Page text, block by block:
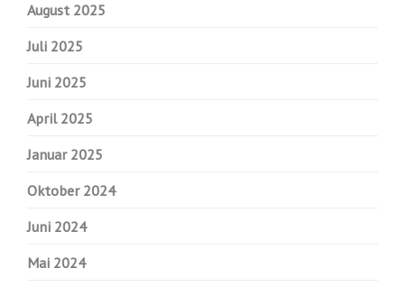
August 2025
Juli 2025
Juni 2025
April 2025
Januar 2025
Oktober 2024
Juni 2024
Mai 2024